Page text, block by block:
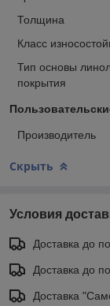
Толщина
Класс
Тип основы
покрытия
Производитель
Скрыть
Условия
Доставка до
Доставка до
Доставка